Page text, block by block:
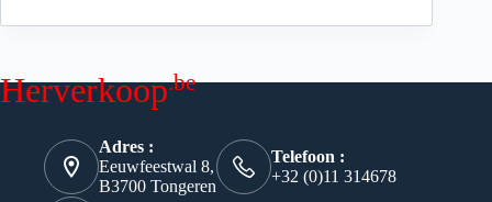
Herverkoop.be
Adres :
Eeuwfeestwal 8,
B3700 Tongeren
Telefoon :
+32 (0)11 314678